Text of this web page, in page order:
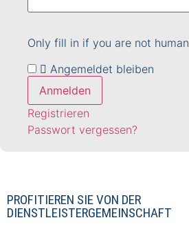
Only fill in if you are not human
Angemeldet bleiben
Registrieren
Passwort vergessen?
PROFITIEREN SIE VON DER
DIENSTLEISTERGEMEINSCHAFT